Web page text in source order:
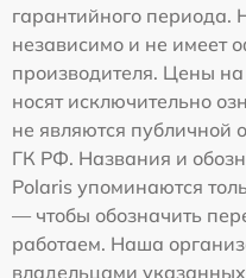
гарантийного периода.
независимо и не имеет
производителя. Цены
носят исключительно
не являются публичной
ГК РФ. Названия и
Polaris упоминаются
— чтобы обозначить
работаем. Наша
владельцами